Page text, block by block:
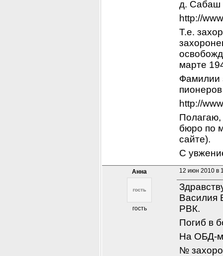
д. Сабаш
http://
Т.е.
марте
Фамилии
http://
Полагаю,
бюро по
сайте).
С
Анна
гость
12 июн 2010 в
Василия
РВК.
Погиб в
На ОБД-
№